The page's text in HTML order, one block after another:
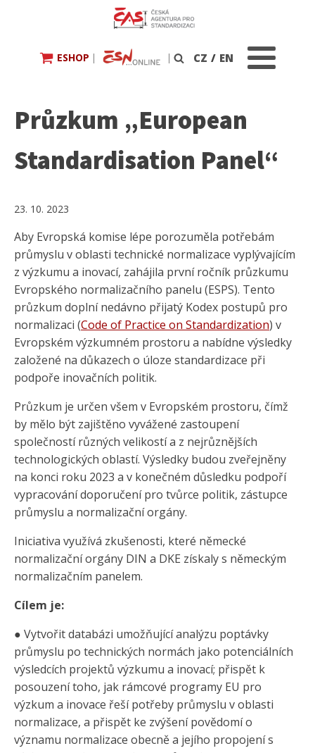
ESHOP | | Vyhledávání
CZ / EN
Průzkum „European
Standardisation Panel“
23. 10. 2023
Aby Evropská komise lépe porozuměla potřebám
průmyslu v oblasti technické normalizace vyplývajícím
z výzkumu a inovací, zahájila první ročník průzkumu
Evropského normalizačního panelu (ESPS). Tento
průzkum doplní nedávno přijatý Kodex postupů pro
normalizaci (Code of Practice on Standardization) v
Evropském výzkumném prostoru a nabídne výsledky
založené na důkazech o úloze standardizace při
podpoře inovačních politik.
Průzkum je určen všem v Evropském prostoru, čímž
by mělo být zajištěno vyvážené zastoupení
společností různých velikostí a z nejrůznějších
technologických oblastí. Výsledky budou zveřejněny
na konci roku 2023 a v konečném důsledku podpoří
vypracování doporučení pro tvůrce politik, zástupce
průmyslu a normalizační orgány.
Iniciativa využívá zkušenosti, které německé
normalizační orgány DIN a DKE získaly s německým
normalizačním panelem.
Cílem je:
● Vytvořit databázi umožňující analýzu poptávky
průmyslu po technických normách jako potenciálních
výsledcích projektů výzkumu a inovací; přispět k
posouzení toho, jak rámcové programy EU pro
výzkum a inovace řeší potřeby průmyslu v oblasti
normalizace, a přispět ke zvýšení povědomí o
významu normalizace obecně a jejího propojení s